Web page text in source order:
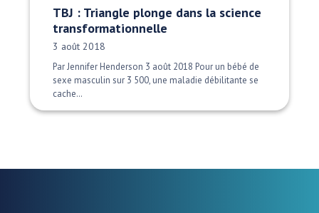
TBJ : Triangle plonge dans la science
transformationnelle
Date publiée:
3 août 2018
Par Jennifer Henderson 3 août 2018 Pour un bébé de
sexe masculin sur 3 500, une maladie débilitante se
cache…